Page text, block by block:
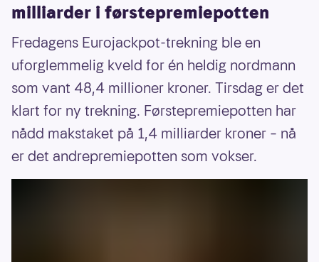
milliarder i førstepremiepotten
Fredagens Eurojackpot-trekning ble en
uforglemmelig kveld for én heldig nordmann
som vant 48,4 millioner kroner. Tirsdag er det
klart for ny trekning. Førstepremiepotten har
nådd makstaket på 1,4 milliarder kroner – nå
er det andrepremiepotten som vokser.